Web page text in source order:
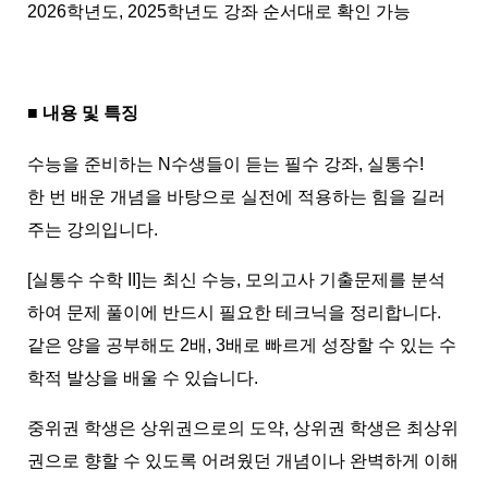
2026학년도, 2025학년도 강좌 순서대로 확인 가능
■ 내용 및 특징
수능을 준비하는 N수생들이 듣는 필수 강좌, 실통수!
한 번 배운 개념을 바탕으로 실전에 적용하는 힘을 길러
주는 강의입니다.
[실통수 수학 II]는 최신 수능, 모의고사 기출문제를 분석
하여 문제 풀이에 반드시 필요한 테크닉을 정리합니다.
같은 양을 공부해도 2배, 3배로 빠르게 성장할 수 있는 수
학적 발상을 배울 수 있습니다.
중위권 학생은 상위권으로의 도약, 상위권 학생은 최상위
권으로 향할 수 있도록 어려웠던 개념이나 완벽하게 이해